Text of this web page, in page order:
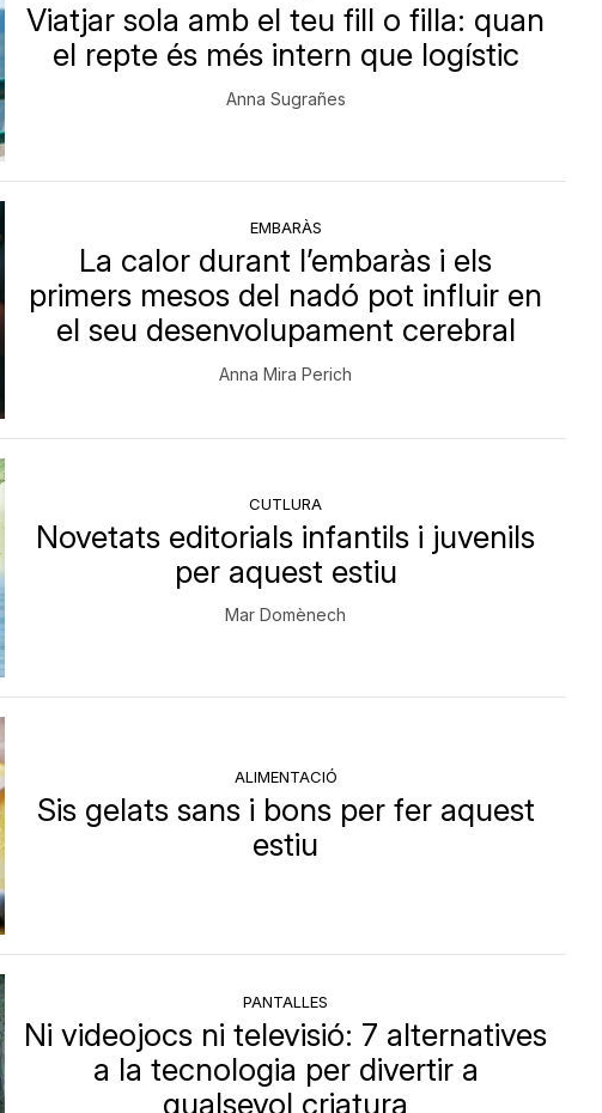
Viatjar sola amb el teu fill o filla: quan
el repte és més intern que logístic
Anna Sugrañes
EMBARÀS
La calor durant l’embaràs i els
primers mesos del nadó pot influir en
el seu desenvolupament cerebral
Anna Mira Perich
CUTLURA
Novetats editorials infantils i juvenils
per aquest estiu
Mar Domènech
ALIMENTACIÓ
Sis gelats sans i bons per fer aquest
estiu
PANTALLES
Ni videojocs ni televisió: 7 alternatives
a la tecnologia per divertir a
qualsevol criatura